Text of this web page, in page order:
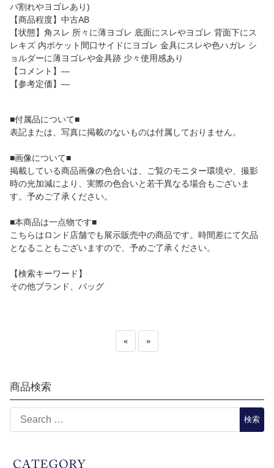
バ割れやヨゴレあり)
【商品程度】中古AB
【状態】角スレ 所々に薄ヨゴレ 底面にスレやヨゴレ 背面下にス
レキズ 内ポケット間口サイドにヨゴレ 金具にスレや色ハガレ シ
ョルダーに薄ヨゴレや金具跡 少々使用感あり
【コメント】―
【参考定価】―
■付属品について■
表記または、写真に掲載のないものは付属しておりません。
■画像について■
掲載している商品画像の色合いは、ご覧のモニター環境や、撮影
時の光加減により、実際の色合いと若干異なる場合もございま
す。予めご了承ください。
■本商品は一点物です■
こちらはロンド店舗でも展示販売中の商品です。時間差にて欠品
となることもございますので、予めご了承ください。
【検索キーワード】
その他ブランド、バッグ
« »
商品検索